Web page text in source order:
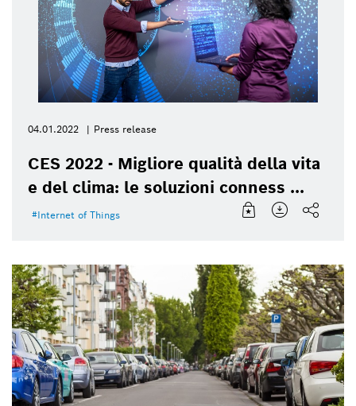
04.01.2022 Press release
CES 2022 - Migliore qualità della vita
e del clima: le soluzioni conness ...
Internet of Things